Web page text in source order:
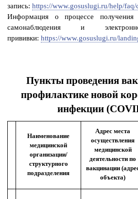
запись: https://www.gosuslugi.ru/help/faq/
Информация о процессе получения
самонаблюдения и
прививки: https://www.gosuslugi.ru/
Пункты проведения
профилактике новой
инфекции
Наименование
медицинской
организации/
структурного
подразделения
Адрес места
осуществления
медицинской
деятельности по
вакцинации
объекта)